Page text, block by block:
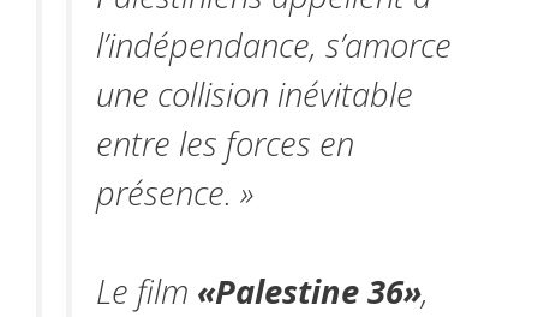
l’indépendance, s’amorce
une collision inévitable
entre les forces en
présence. »
Le film «Palestine 36»,